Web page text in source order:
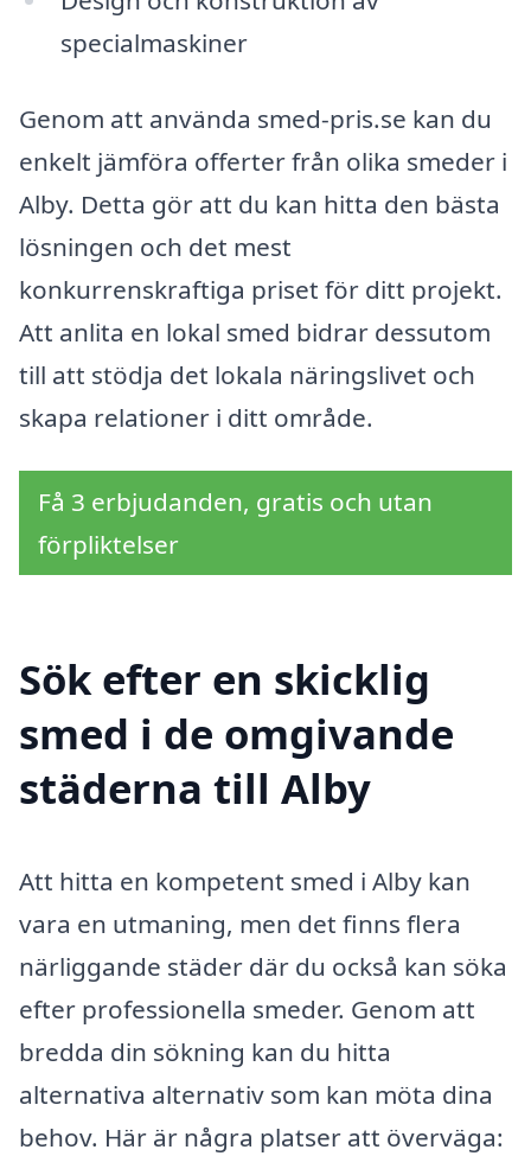
specialmaskiner
Genom att använda smed-pris.se kan du
enkelt jämföra offerter från olika smeder i
Alby. Detta gör att du kan hitta den bästa
lösningen och det mest
konkurrenskraftiga priset för ditt projekt.
Att anlita en lokal smed bidrar dessutom
till att stödja det lokala näringslivet och
skapa relationer i ditt område.
Få 3 erbjudanden, gratis och utan
förpliktelser
Sök efter en skicklig
smed i de omgivande
städerna till Alby
Att hitta en kompetent smed i Alby kan
vara en utmaning, men det finns flera
närliggande städer där du också kan söka
efter professionella smeder. Genom att
bredda din sökning kan du hitta
alternativa alternativ som kan möta dina
behov. Här är några platser att överväga: